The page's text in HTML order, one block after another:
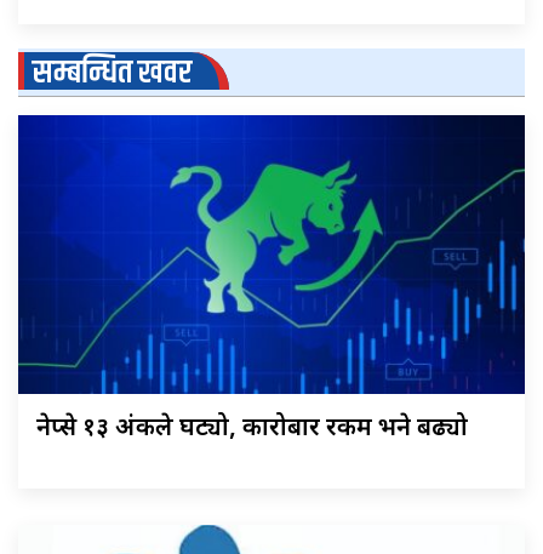
सम्बन्धित खवर
नेप्से १३ अंकले घट्यो, कारोबार रकम भने बढ्यो